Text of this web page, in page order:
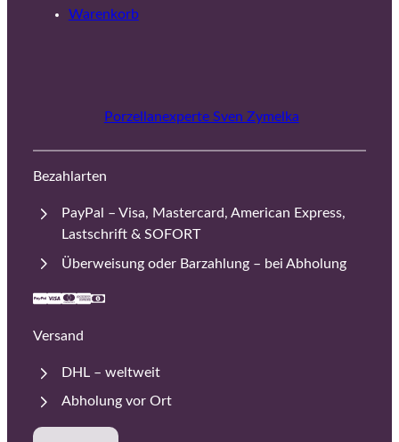
Warenkorb
Porzellanexperte Sven Zymelka
Bezahlarten
PayPal – Visa, Mastercard, American Express,
Lastschrift & SOFORT
Überweisung oder Barzahlung – bei Abholung
Versand
DHL – weltweit
Abholung vor Ort